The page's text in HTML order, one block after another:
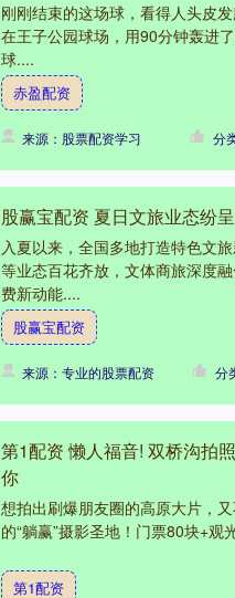
刚刚结束的这场球，看得人头皮
在王子公园球场，用90分钟轰进
球....
赤盈配资
来源：股票配资学习 分
股赢宝配资 夏日文旅业态纷
入夏以来，全国多地打造特色文
等业态百花齐放，文体商旅深度
费新动能....
股赢宝配资
来源：专业的股票配资 分
第1配资 懒人福音! 双桥沟拍
你
想拍出刷爆朋友圈的高原大片，
的“躺赢”摄影圣地！门票80块+
第1配资